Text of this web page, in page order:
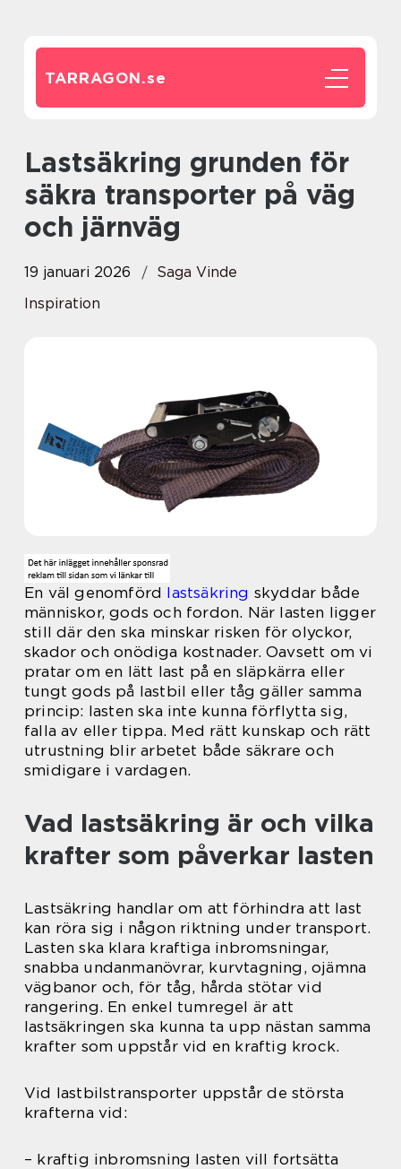
TARRAGON.se
Lastsäkring grunden för
säkra transporter på väg
och järnväg
19 januari 2026
Saga Vinde
Inspiration
En väl genomförd lastsäkring skyddar både
människor, gods och fordon. När lasten ligger
still där den ska minskar risken för olyckor,
skador och onödiga kostnader. Oavsett om vi
pratar om en lätt last på en släpkärra eller
tungt gods på lastbil eller tåg gäller samma
princip: lasten ska inte kunna förflytta sig,
falla av eller tippa. Med rätt kunskap och rätt
utrustning blir arbetet både säkrare och
smidigare i vardagen.
Vad lastsäkring är och vilka
krafter som påverkar lasten
Lastsäkring handlar om att förhindra att last
kan röra sig i någon riktning under transport.
Lasten ska klara kraftiga inbromsningar,
snabba undanmanövrar, kurvtagning, ojämna
vägbanor och, för tåg, hårda stötar vid
rangering. En enkel tumregel är att
lastsäkringen ska kunna ta upp nästan samma
krafter som uppstår vid en kraftig krock.
Vid lastbilstransporter uppstår de största
krafterna vid:
– kraftig inbromsning lasten vill fortsätta